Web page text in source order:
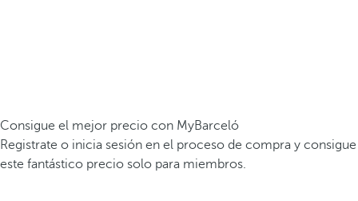
Consigue el mejor precio con MyBarceló
Registrate o inicia sesión en el proceso de compra y consigue
este fantástico precio solo para miembros.